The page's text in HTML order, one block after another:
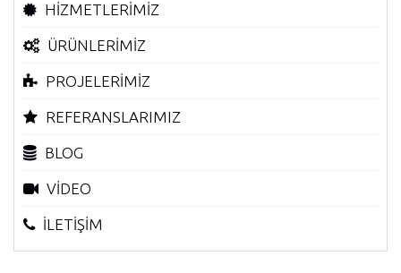
HİZMETLERİMİZ
ÜRÜNLERİMİZ
PROJELERİMİZ
REFERANSLARIMIZ
BLOG
VİDEO
İLETİŞİM